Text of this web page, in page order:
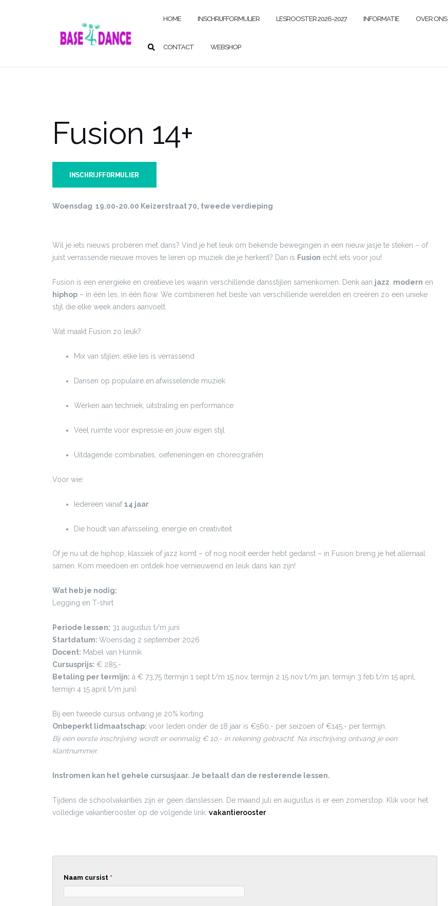
HOME INSCHRIJFFORMULIER LESROOSTER 2026-2027 INFORMATIE OVER ONS
CONTACT WEBSHOP
Fusion 14+
Woensdag 19.00-20.00 Keizerstraat 70, tweede verdieping
Wil je iets nieuws proberen met dans? Vind je het leuk om bekende bewegingen in een nieuw jasje te steken – of
juist verrassende nieuwe moves te leren op muziek die je herkent? Dan is Fusion echt iets voor jou!
Fusion is een energieke en creatieve les waarin verschillende dansstijlen samenkomen. Denk aan jazz modern en
hiphop – in één les, in één flow. We combineren het beste van verschillende werelden en creëren zo een unieke
stijl die elke week anders aanvoelt.
Wat maakt Fusion zo leuk?
Mix van stijlen: elke les is verrassend
Dansen op populaire en afwisselende muziek
Werken aan techniek, uitstraling en performance
Veel ruimte voor expressie en jouw eigen stijl
Uitdagende combinaties, oefeneningen en choreografiën
Voor wie:
Iedereen vanaf14 jaar
Die houdt van afwisseling, energie en creativiteit
Of je nu uit de hiphop, klassiek of jazz komt – of nog nooit eerder hebt gedanst – in Fusion breng je het allemaal
samen. Kom meedoen en ontdek hoe vernieuwend en leuk dans kan zijn!
Wat heb je nodig:
Legging en T-shirt
Periode lessen: 31 augustus t/m juni
Startdatum: Woensdag 2 september 2026
Docent: Mabel van Hunnik
Cursusprijs: € 285,-
Betaling per termijn: à € 73,75 (termijn 1 sept t/m 15 nov, termijn 2 15 nov t/m jan, termijn 3 feb t/m 15 april,
termijn 4 15 april t/m juni)
Bij een tweede cursus ontvang je 20% korting.
Onbeperkt lidmaatschap: voor leden onder de 18 jaar is €560,- per seizoen of €145,- per termijn.
Bij een eerste inschrijving wordt er eenmalig € 10,- in rekening gebracht. Na inschrijving ontvang je een
klantnummer.
Instromen kan het gehele cursusjaar. Je betaalt dan de resterende lessen.
Tijdens de schoolvakanties zijn er geen danslessen. De maand juli en augustus is er een zomerstop. Klik voor het
volledige vakantierooster op de volgende link: vakantierooster
Naam cursist *